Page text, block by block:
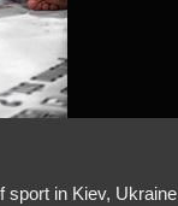
sport in Kiev, Ukraine